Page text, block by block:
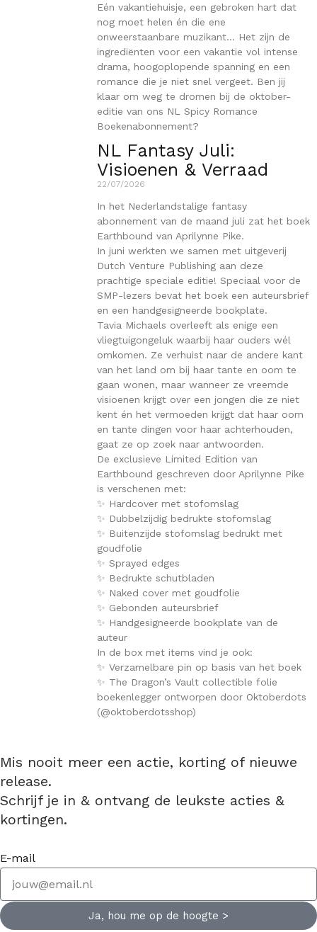
Eén vakantiehuisje, een gebroken hart dat
nog moet helen én die ene
onweerstaanbare muzikant… Het zijn de
ingrediënten voor een vakantie vol intense
drama, hoogoplopende spanning en een
romance die je niet snel vergeet. Ben jij
klaar om weg te dromen bij de oktober-
editie van ons NL Spicy Romance
Boekenabonnement?
NL Fantasy Juli:
Visioenen & Verraad
22/07/2026
In het Nederlandstalige fantasy
abonnement van de maand juli zat het boek
Earthbound van Aprilynne Pike.
In juni werkten we samen met uitgeverij
Dutch Venture Publishing aan deze
prachtige speciale editie! Speciaal voor de
SMP-lezers bevat het boek een auteursbrief
en een handgesigneerde bookplate.
Tavia Michaels overleeft als enige een
vliegtuigongeluk waarbij haar ouders wél
omkomen. Ze verhuist naar de andere kant
van het land om bij haar tante en oom te
gaan wonen, maar wanneer ze vreemde
visioenen krijgt over een jongen die ze niet
kent én het vermoeden krijgt dat haar oom
en tante dingen voor haar achterhouden,
gaat ze op zoek naar antwoorden.
De exclusieve Limited Edition van
Earthbound geschreven door Aprilynne Pike
is verschenen met:
✨ Hardcover met stofomslag
✨ Dubbelzijdig bedrukte stofomslag
✨ Buitenzijde stofomslag bedrukt met
goudfolie
✨ Sprayed edges
✨ Bedrukte schutbladen
✨ Naked cover met goudfolie
✨ Gebonden auteursbrief
✨ Handgesigneerde bookplate van de
auteur
In de box met items vind je ook:
✨ Verzamelbare pin op basis van het boek
✨ The Dragon’s Vault collectible folie
boekenlegger ontworpen door Oktoberdots
(@oktoberdotsshop)
Mis nooit meer een actie, korting of nieuwe
release.
Schrijf je in & ontvang de leukste acties &
kortingen.
E-mail
Ja, hou me op de hoogte >